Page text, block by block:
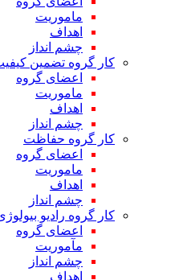
ماموریت
اهداف
چشم انداز
کار گروه تضمین کیفیت
اعضای گروه
ماموریت
اهداف
چشم انداز
کار گروه حفاظت
اعضای گروه
ماموریت
اهداف
چشم انداز
کار گروه رادیو بیولوژی
اعضای گروه
مآموریت
چشم انداز
اهداف